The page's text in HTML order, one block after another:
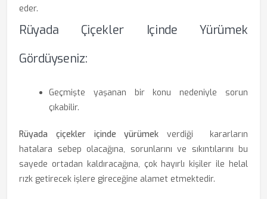
eder.
Rüyada Çiçekler Içinde Yürümek
Gördüyseniz:
Geçmişte yaşanan bir konu nedeniyle sorun
çıkabilir.
Rüyada çiçekler içinde yürümek verdiği kararların
hatalara sebep olacağına, sorunlarını ve sıkıntılarını bu
sayede ortadan kaldıracağına, çok hayırlı kişiler ile helal
rızk getirecek işlere gireceğine alamet etmektedir.